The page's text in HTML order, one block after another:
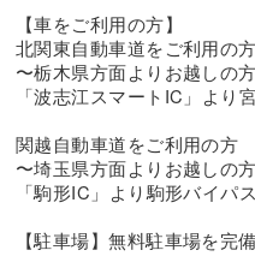
【車をご利用の方】
北関東自動車道をご利用の方
〜栃木県方面よりお越しの
「波志江スマートIC」より
関越自動車道をご利用の方
〜埼玉県方面よりお越しの
「駒形IC」より駒形バイパ
【駐車場】無料駐車場を完